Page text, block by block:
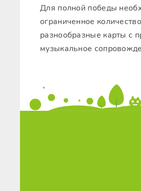
Для полной победы
ограниченное
разнообразные карты с
музыкальное